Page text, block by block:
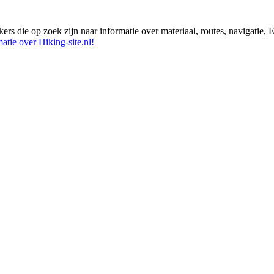
die op zoek zijn naar informatie over materiaal, routes,
over Hiking-site.nl!